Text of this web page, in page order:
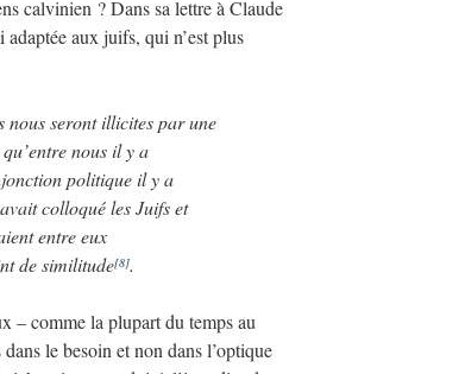
calvinien ? Dans sa lettre à Claude
aux juifs, qui n’est plus
nous seront illicites par une
nous il y a
politique il y a
colloqué les Juifs et
entre eux
de similitude[8].
– comme la plupart du temps au
le besoin et non dans l’optique